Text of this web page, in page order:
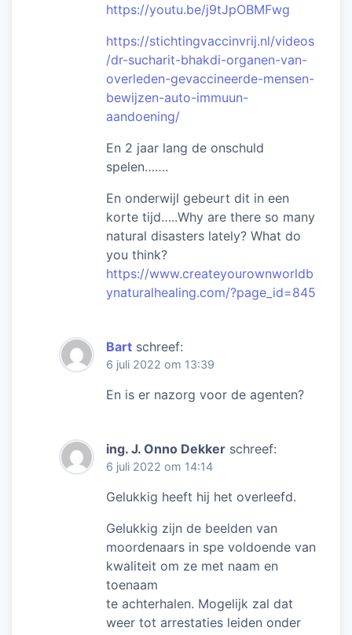
https://youtu.be/j9tJpOBMFwg
https://stichtingvaccinvrij.nl/videos
/dr-sucharit-bhakdi-organen-van-
overleden-gevaccineerde-mensen-
bewijzen-auto-immuun-
aandoening/
En 2 jaar lang de onschuld
spelen…….
En onderwijl gebeurt dit in een
korte tijd…..Why are there so many
natural disasters lately? What do
you think?
https://www.createyourownworldb
ynaturalhealing.com/?page_id=845
Bart schreef:
6 juli 2022 om 13:39
En is er nazorg voor de agenten?
ing. J. Onno Dekker schreef:
6 juli 2022 om 14:14
Gelukkig heeft hij het overleefd.
Gelukkig zijn de beelden van
moordenaars in spe voldoende van
kwaliteit om ze met naam en
toenaam
te achterhalen. Mogelijk zal dat
weer tot arrestaties leiden onder